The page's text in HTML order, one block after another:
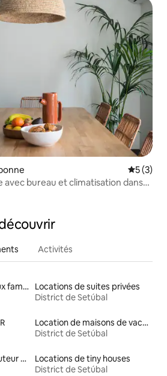
5 (3)
bureau et climatisation dans
Activités
Locations adaptées aux familles
Locations de suites privées
District de Setúbal
Location de maisons de vacances
District de Setúbal
Locations avec lit à hauteur adaptée
Locations de tiny houses
District de Setúbal